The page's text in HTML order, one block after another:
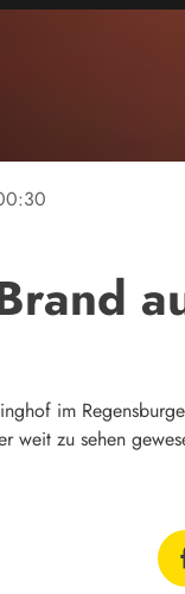
im
weit zu sehen